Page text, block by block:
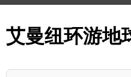
艾曼纽环游地